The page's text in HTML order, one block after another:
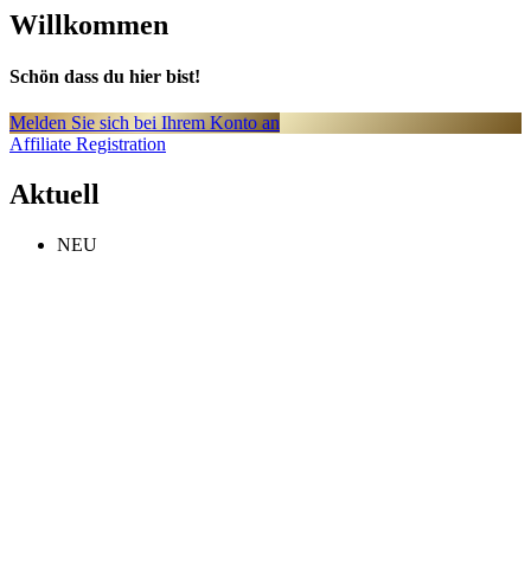
Willkommen
Schön dass du hier bist!
Melden Sie sich bei Ihrem Konto an
Affiliate Registration
Aktuell
NEU